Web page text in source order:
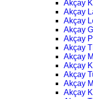
Akçay
Akçay
Akçay
Akçay
Akçay
Akçay
Akçay
Akçay
Akçay
Akçay
Akçay